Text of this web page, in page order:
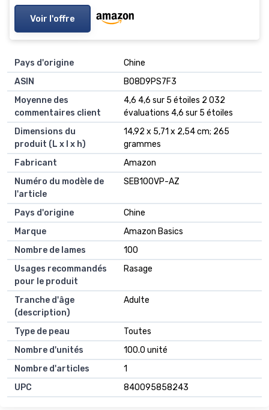
Voir l'offre
Pays d'origine
‎Chine
ASIN
B08D9PS7F3
Moyenne des
commentaires client
4,6 4,6 sur 5 étoiles 2 032
évaluations 4,6 sur 5 étoiles
Dimensions du
produit (L x l x h)
14,92 x 5,71 x 2,54 cm; 265
grammes
Fabricant
Amazon
Numéro du modèle de
l'article
SEB100VP-AZ
Pays d'origine
Chine
Marque
Amazon Basics
Nombre de lames
100
Usages recommandés
pour le produit
Rasage
Tranche d'âge
(description)
Adulte
Type de peau
Toutes
Nombre d'unités
100.0 unité
Nombre d'articles
1
UPC
840095858243